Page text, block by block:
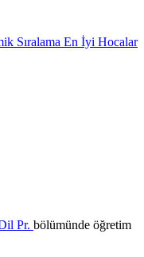
Sıralama En İyi Hocalar
Pr. bölümünde öğretim